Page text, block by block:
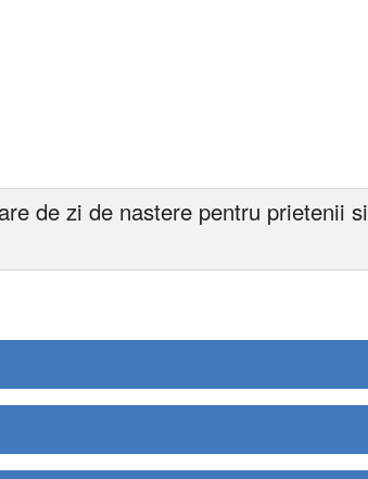
de zi de nastere pentru prietenii si